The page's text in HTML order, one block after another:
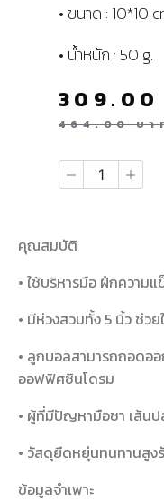
• ขนาด : 10*10
• น้ำหนัก : 50 g.
464.00บา
309.00
คุณสมบัติ
• ใช้บริหารมือ ฝึกความ
• มีห่วงสวมทั้ง 5 นิ้ว ช่ว
• ลูกบอลสามารถถอดออ
ออฟฟิศซินโดรม
• ผู้ที่มีปัญหามือชา เส้น
• วัสดุยืดหยุ่นทนทานสูง
ข้อมูลจำเพาะ